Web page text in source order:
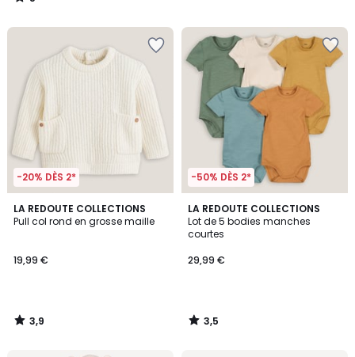
/
-20% DÈS 2*
LA REDOUTE COLLECTIONS
Pull col rond en grosse maille
19,99 €
3,9
/ 5
3,9
/
-50% DÈS 2*
LA REDOUTE COLLECTIONS
Lot de 5 bodies manches
courtes
29,99 €
3,5
/ 5
3,5
/